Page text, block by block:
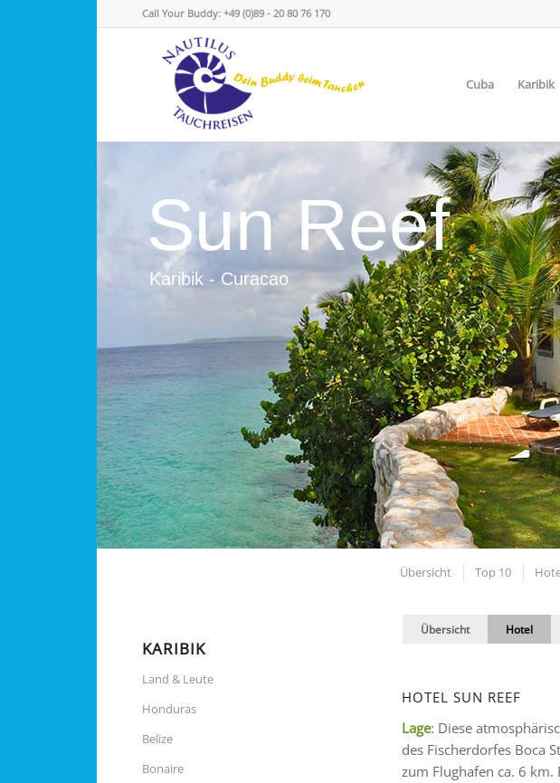
Call Your Buddy: +49 (0)89 - 20 80 76 170
Cuba Karibik
Sun Reef
Karibik - Curacao
Übersicht Top 10
Übersicht Hotel
HOTEL SUN REEF
Lage: Diese
des Fischerdorfes Boca
zum Flughafen ca. 6
KARIBIK
Land & Leute
Honduras
Belize
Bonaire